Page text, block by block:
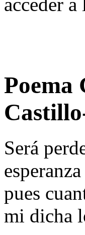
Poema
Será
pues
mi dicha